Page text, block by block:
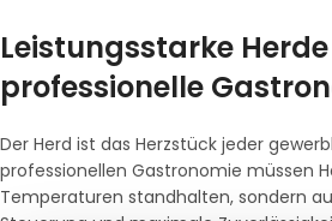
Leistungsstarke
professionelle
Der Herd ist das Herzstück jeder
professionellen Gastronomie müssen
Temperaturen standhalten, sondern